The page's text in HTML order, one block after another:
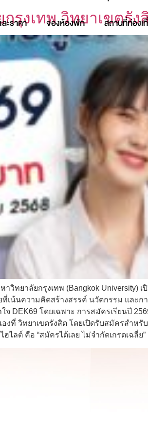
ะราคา จองห้องพัก สถานที่ท่องเ
รุงเทพ วิทยาเขตรั
วิทยาลัยกรุงเทพ (Bangkok University)
เน้นความคิดสร้างสรรค์ นวัตกรรม และ
DEK69 โดยเฉพาะ การสมัครเรียนปี
งที่ วิทยาเขตรังสิต โดยเปิดรับสมัครสำห
ไลต์ คือ “สมัครได้เลย ไม่จำกัดเกรดเฉ